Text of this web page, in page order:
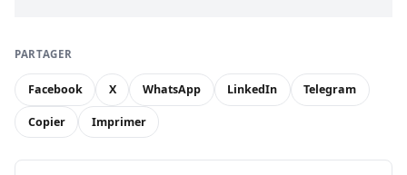
PARTAGER
Facebook X WhatsApp LinkedIn Telegram
Copier Imprimer